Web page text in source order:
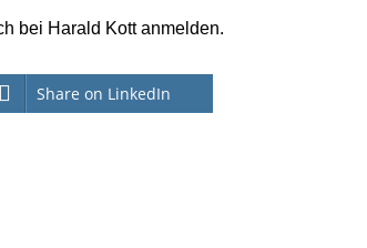
bei Harald Kott anmelden.
Share on LinkedIn